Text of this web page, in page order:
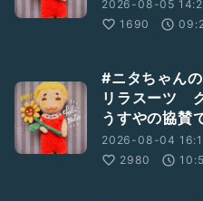
2026-08-05
1690
#ニタちゃん
リラスーツ
うすやの協賛
2026-08-04
2980